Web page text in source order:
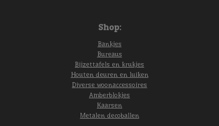
Shop:
Bankjes
Bureaus
Bijzettafels en krukjes
Houten deuren en luiken
Diverse woonaccessoires
Amberblokjes
Kaarsen
Metalen decoballen